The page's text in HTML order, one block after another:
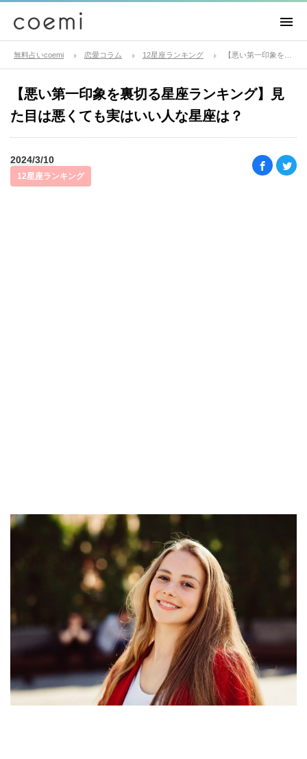
無料占いcoemi 恋愛コラム 12星座ランキング
【悪い第一印象を裏切る星座ランキング】見
た目は悪くても実はいい人な星座は？
2024/3/10
12星座ランキング